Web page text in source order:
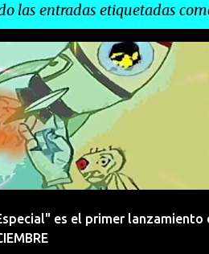
las entradas etiquetadas
es el primer lanzamiento
NOMBELA EMERGENTES